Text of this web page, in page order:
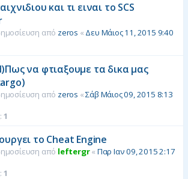
και τι ειναι το SCS
από zeros « Δευ Μάιος 11, 2015 9:40
να φτιαξουμε τα δικα μας
από zeros «Σάβ Μάιος 09, 2015 8:13
1
το Cheat Engine
από leftergr« Παρ Ιαν 09, 2015 2:17
1